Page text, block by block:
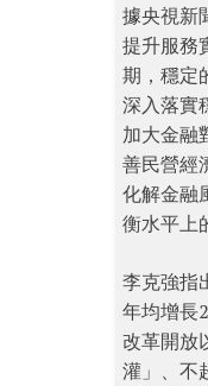
據央視新
提升服務
期，穩定
深入落實
加大金融
善民營經
化解金融
衡水平上
李克強指
年均增長
改革開放
灌」、不